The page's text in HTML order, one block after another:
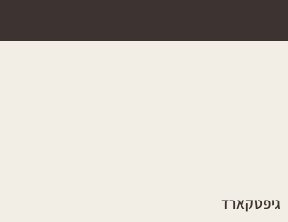
גיפטקארד